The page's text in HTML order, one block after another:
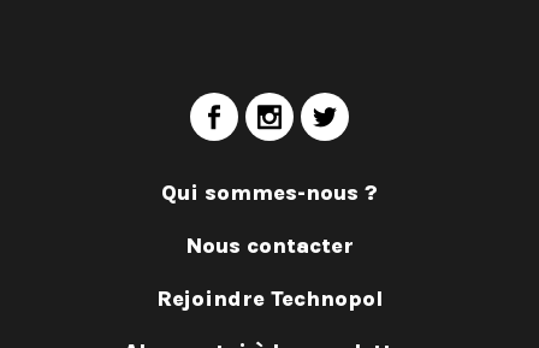
Qui sommes-nous ?
Nous contacter
Rejoindre Technopol